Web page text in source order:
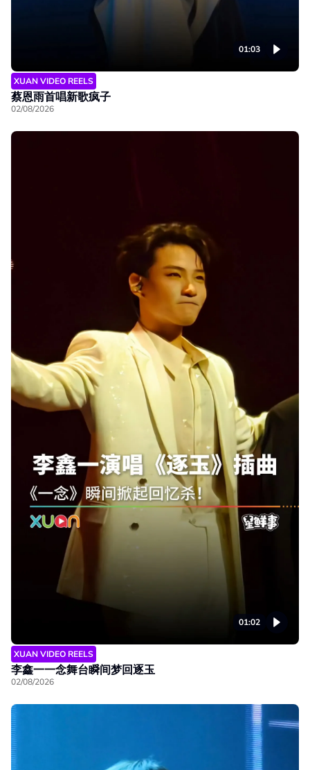
01:03
XUAN VIDEO REELS
蔡恩雨首唱新歌疯子
02/08/2026
01:02
XUAN VIDEO REELS
李鑫一一念舞台瞬间梦回逐玉
02/08/2026